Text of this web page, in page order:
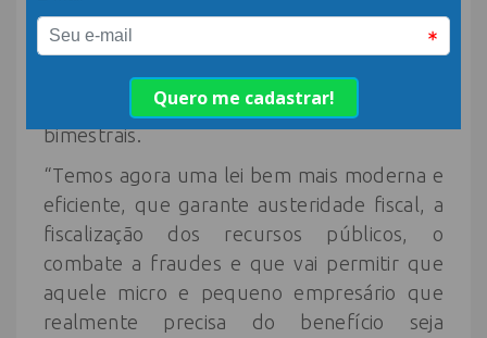
garantir a gestão fiscal responsável. Os
valores relativos aos incentivos do Perse
serão demonstrados pela Secretaria
Especial da Receita Federal em relatórios
bimestrais.
“Temos agora uma lei bem mais moderna e
eficiente, que garante austeridade fiscal, a
fiscalização dos recursos públicos, o
combate a fraudes e que vai permitir que
aquele micro e pequeno empresário que
realmente precisa do benefício seja